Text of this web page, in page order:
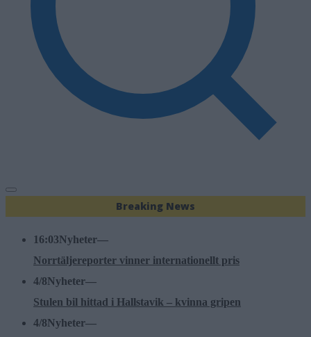
Breaking News
16:03Nyheter—
Norrtäljereporter vinner internationellt pris
4/8Nyheter—
Stulen bil hittad i Hallstavik – kvinna gripen
4/8Nyheter—